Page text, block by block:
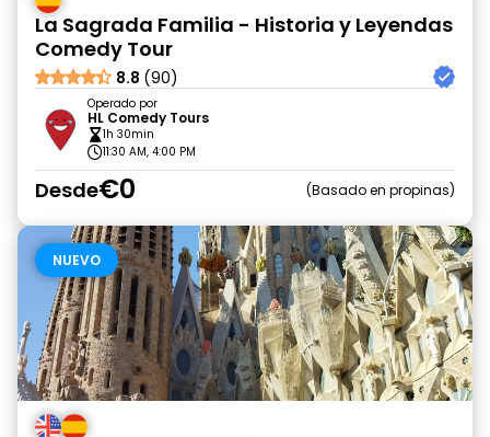
La Sagrada Familia - Historia y Leyendas
Comedy Tour
8.8 (90)
Operado por
HL Comedy Tours
1h 30min
11:30 AM, 4:00 PM
Desde€0 Basado en propinas
NUEVO